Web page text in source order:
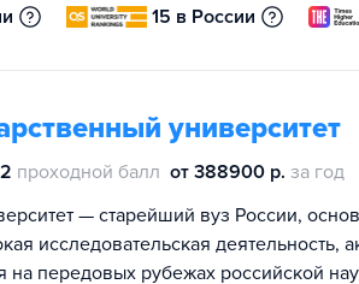
15 в России
университет
проходной балл от 388900 р. за год
— старейший вуз России,
исследовательская деятельность,
на передовых рубежах российской